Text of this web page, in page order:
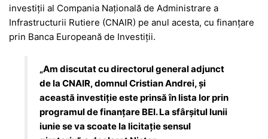
investiții al Compania Națională de Administrare a
Infrastructurii Rutiere (CNAIR) pe anul acesta, cu finanțare
prin Banca Europeană de Investiții.
„Am discutat cu directorul general adjunct
de la CNAIR, domnul Cristian Andrei, și
această investiție este prinsă în lista lor prin
programul de finanțare BEI. La sfârșitul lunii
iunie se va scoate la licitație sensul